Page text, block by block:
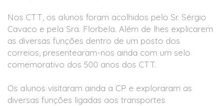
Nos CTT, os alunos foram acolhidos pelo Sr. Sérgio
Cavaco e pela Sra. Florbela. Além de lhes explicarem
as diversas funções dentro de um posto dos
correios, presentearam-nos ainda com um selo
comemorativo dos 500 anos dos CTT.
Os alunos visitaram ainda a CP e exploraram as
diversas funções ligadas aos transportes